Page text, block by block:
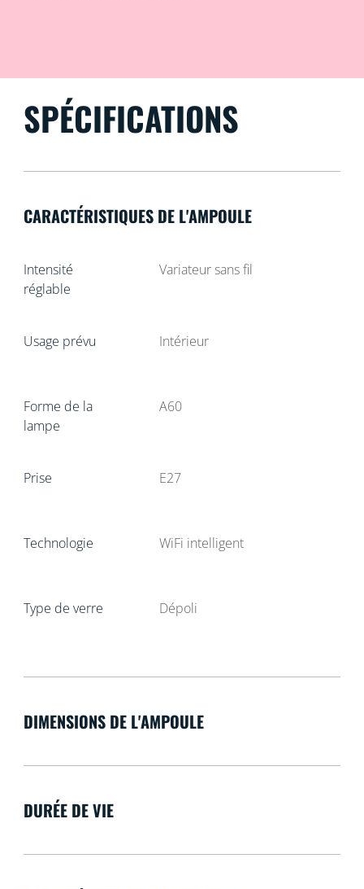
SPÉCIFICATIONS
CARACTÉRISTIQUES DE L'AMPOULE
Intensité
réglable
Variateur sans fil
Usage prévu Intérieur
Forme de la
lampe
A60
Prise E27
Technologie WiFi intelligent
Type de verre Dépoli
DIMENSIONS DE L'AMPOULE
DURÉE DE VIE